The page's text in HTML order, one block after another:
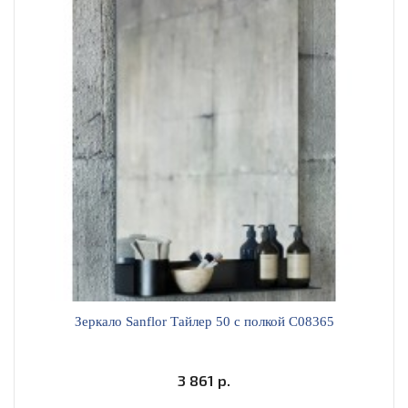
Зеркало Sanflor Тайлер 50 с полкой С08365
3 861 р.